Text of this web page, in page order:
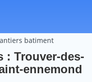
batiment
: Trouver-des-
ennemond